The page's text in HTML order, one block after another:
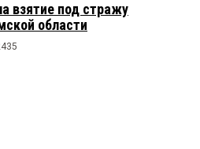
взятие под стражу
области